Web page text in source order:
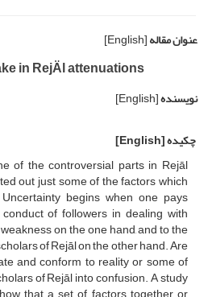
عنوان مقاله[English]
in RejÄl attenuations
نویسنده[English]
چکیده[English]
of the controversial parts in Rejāl
out just some of the factors which
begins when one pays
of followers in dealing with
on the one hand, and to the
of Rejāl on the other hand. Are
and conform to reality or some of
of Rejāl into confusion. A study